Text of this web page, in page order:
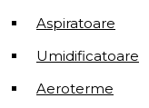
Aspiratoare
Umidificatoare
Aeroterme